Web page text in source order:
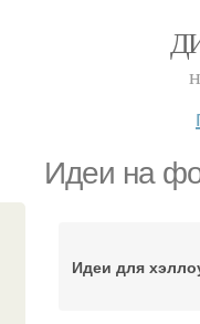
Идеи на
Идеи для